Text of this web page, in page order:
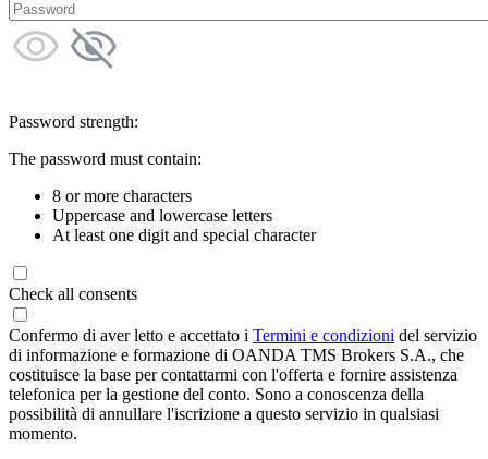
Password strength:
The password must contain:
8 or more characters
Uppercase and lowercase letters
At least one digit and special character
Check all consents
Confermo di aver letto e accettato i Termini e condizioni del servizio
di informazione e formazione di OANDA TMS Brokers S.A., che
costituisce la base per contattarmi con l'offerta e fornire assistenza
telefonica per la gestione del conto. Sono a conoscenza della
possibilità di annullare l'iscrizione a questo servizio in qualsiasi
momento.